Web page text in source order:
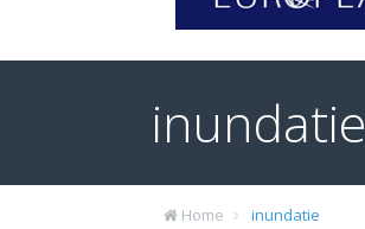
inundatie
Home inundatie